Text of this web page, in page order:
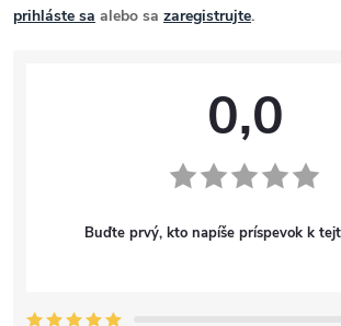
prihláste sa alebo sa zaregistrujte.
0,0
Buďte prvý, kto napíše príspevok k